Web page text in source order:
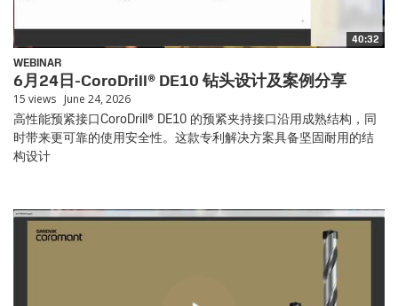
40:32
WEBINAR
6月24日-CoroDrill® DE10 钻头设计及案例分享
15 views June 24, 2026
高性能预紧接口CoroDrill® DE10 的预紧夹持接口沿用成熟结构，同
时带来更可靠的使用安全性。这款专利解决方案具备坚固耐用的结
构设计